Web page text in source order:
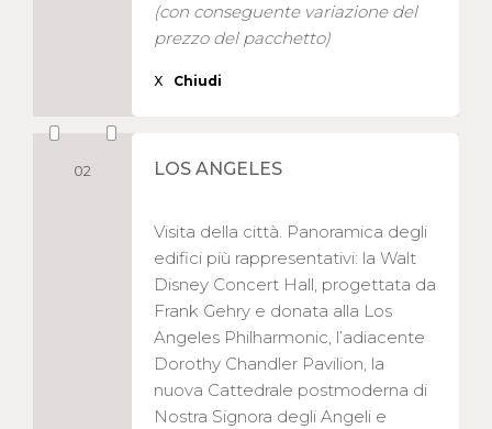
(con conseguente variazione del
prezzo del pacchetto)
X Chiudi
02 LOS ANGELES
Visita della città. Panoramica degli
edifici più rappresentativi: la Walt
Disney Concert Hall, progettata da
Frank Gehry e donata alla Los
Angeles Philharmonic, l’adiacente
Dorothy Chandler Pavilion, la
nuova Cattedrale postmoderna di
Nostra Signora degli Angeli e